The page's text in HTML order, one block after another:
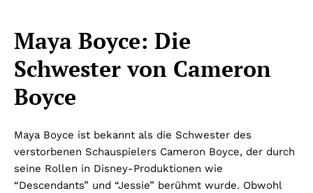
Maya Boyce: Die
Schwester von Cameron
Boyce
Maya Boyce ist bekannt als die Schwester des
verstorbenen Schauspielers Cameron Boyce, der durch
seine Rollen in Disney-Produktionen wie
“Descendants” und “Jessie” berühmt wurde. Obwohl